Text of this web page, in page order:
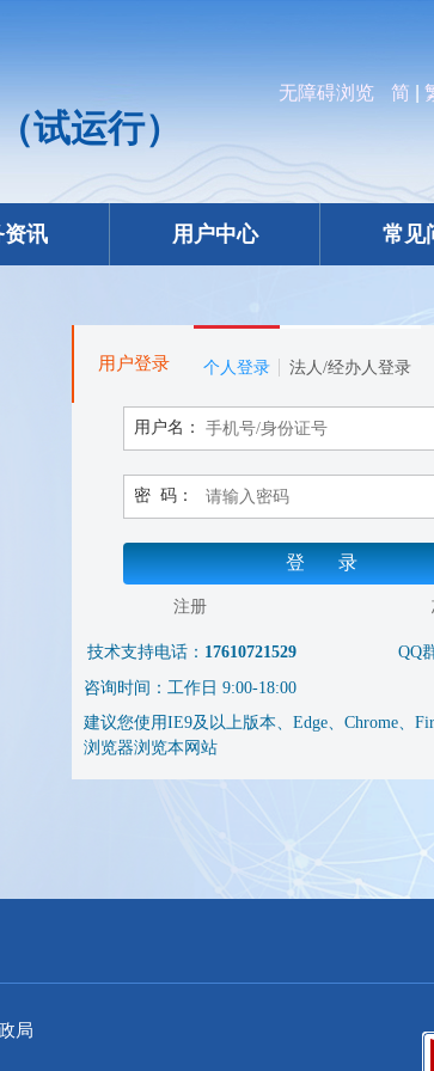
试运行）
无障碍浏览 简
资讯 用户中心 常见
用户登录 个人登录 法人/经办人登录
用户名：
密 码：
登 录
注册
技术支持电话： 17610721529 QQ
咨询时间：工作日 9:00-18:00
建议您使用IE9及以上版本、Edge、Chrome、
浏览器浏览本网站
局